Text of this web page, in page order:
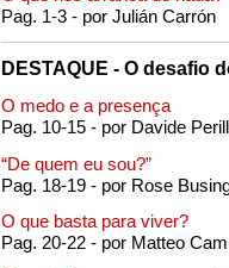
Pag. 1-3 - por Julián Carrón
DESTAQUE - O desafio
O medo e a presença
Pag. 10-15 - por Davide
“De quem eu sou?”
Pag. 18-19 - por Rose
O que basta para viver?
Pag. 20-22 - por Matteo